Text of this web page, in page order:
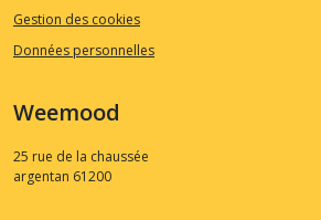
Gestion des cookies
Données personnelles
Weemood
25 rue de la chaussée
argentan 61200